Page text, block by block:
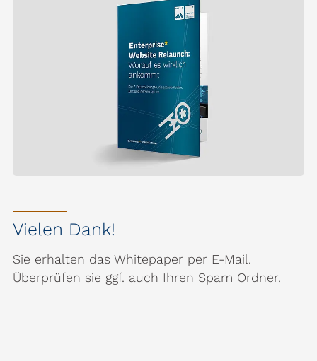
Vielen Dank!
Sie erhalten das Whitepaper per E-Mail.
Überprüfen sie ggf. auch Ihren Spam Ordner.